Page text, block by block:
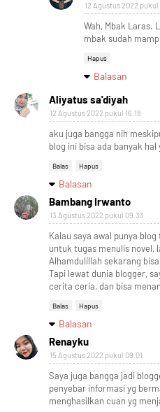
12 Agustus 2022 pukul
Wah, Mbak Laras.
mbak sudah
Hapus
Balasan
Aliyatus sa'diyah
12 Agustus 2022 pukul 16.18
aku juga bangga nih
blog ini bisa ada banyak
Balas Hapus
Balasan
Bambang Irwanto
13 Agustus 2022 pukul 09.33
Kalau saya awal punya
untuk tugas menulis novel,
Alhamdulillah sekarang
Tapi lewat dunia blogger,
cerita ceria, dan bisa
Balas Hapus
Balasan
Renayku
15 Agustus 2022 pukul 09.01
Saya juga bangga jadi
penyebar informasi yg
menghasilkan cuan yg